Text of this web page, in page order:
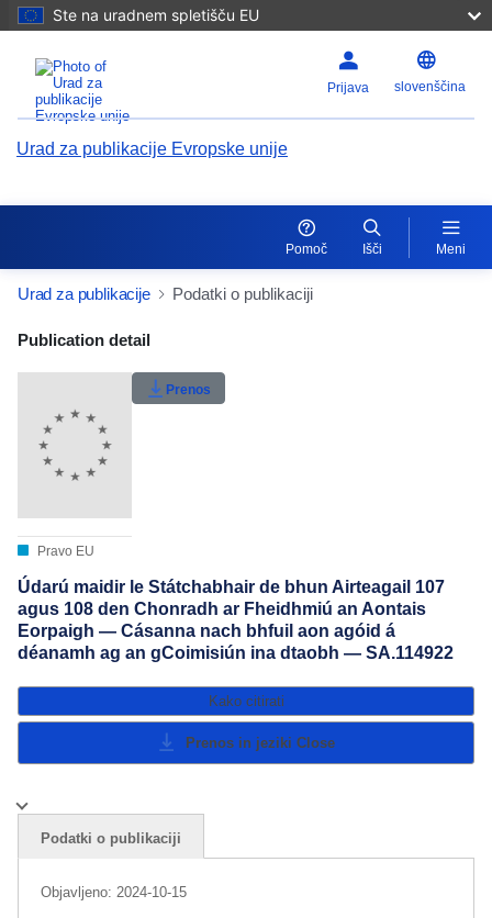
Ste na uradnem spletišču EU
Prijava slovenščina
Urad za publikacije Evropske unije
Pomoč Išči Meni
Urad za publikacije Podatki o publikaciji
Publication Detail Actions Portlet
Moja lestvica
Publication detail
Pravo EU
Prenos
Údarú maidir le Státchabhair de bhun Airteagail 107
agus 108 den Chonradh ar Fheidhmiú an Aontais
Eorpaigh — Cásanna nach bhfuil aon agóid á
déanamh ag an gCoimisiún ina dtaobh — SA.114922
Kako citirati
Prenos in jeziki Close
Podatki o publikaciji
Objavljeno: 2024-10-15